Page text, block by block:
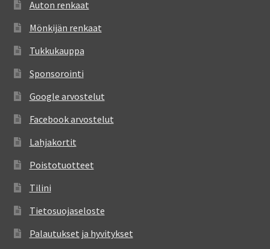
Auton renkaat
Mönkijän renkaat
Tukkukauppa
Sponsorointi
Google arvostelut
Facebook arvostelut
Lahjakortit
Poistotuotteet
Tilini
Tietosuojaseloste
Palautukset ja hyvitykset